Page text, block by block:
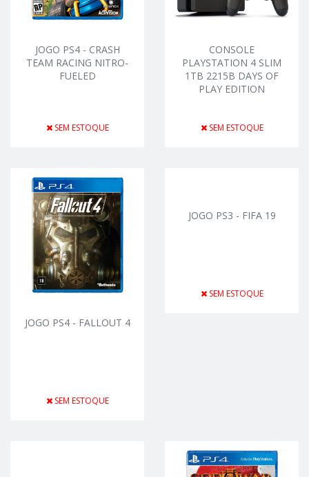
JOGO PS4 - CRASH
TEAM RACING NITRO-
FUELED
SEM ESTOQUE
CONSOLE
PLAYSTATION 4 SLIM
1TB 2215B DAYS OF
PLAY EDITION
SEM ESTOQUE
JOGO PS4 - FALLOUT 4
SEM ESTOQUE
JOGO PS3 - FIFA 19
SEM ESTOQUE